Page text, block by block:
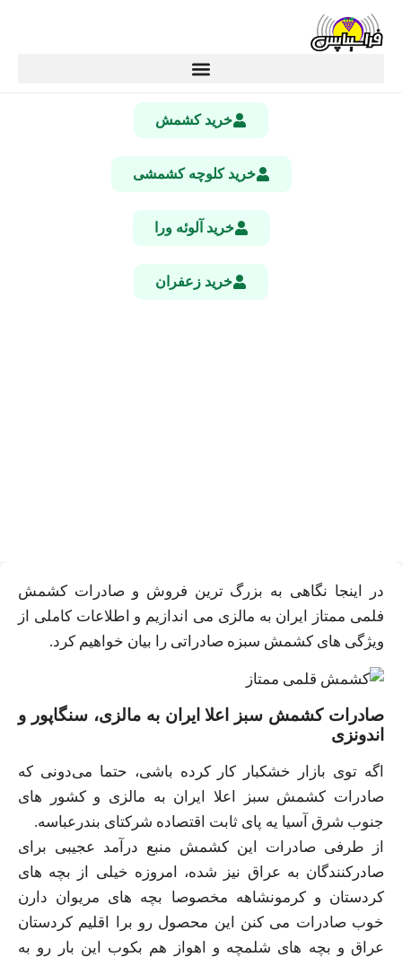
خرید کشمش
خرید کلوچه کشمشی
خرید آلوئه ورا
خرید زعفران
در اینجا نگاهی به بزرگ ترین فروش و صادرات کشمش
فلمی ممتاز ایران به مالزی می اندازیم و اطلاعات کاملی از
ویژگی های کشمش سبزه صادراتی را بیان خواهیم کرد.
صادرات کشمش سبز اعلا ایران به مالزی، سنگاپور و
اندونزی
اگه توی بازار خشکبار کار کرده باشی، حتما می‌دونی که
صادرات کشمش سبز اعلا ایران به مالزی و کشور های
جنوب شرق آسیا یه پای ثابت اقتصاده شرکتای بندرعباسه.
از طرفی صادرات این کشمش منبع درآمد عجیبی برای
صادرکنندگان به عراق نیز شده، امروزه خیلی از بچه های
کردستان و کرمونشاهه مخصوصا بچه های مریوان دارن
خوب صادرات می کنن این محصول رو برا اقلیم کردستان
عراق و بچه های شلمچه و اهواز هم بکوب این بار رو به